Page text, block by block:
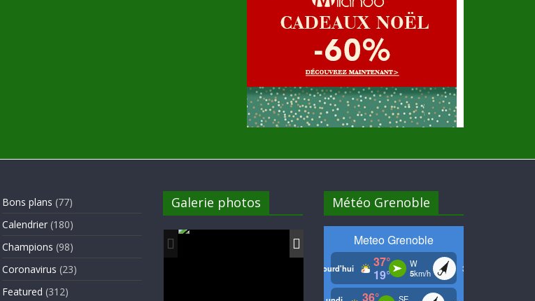
Bons plans (77)
Calendrier (180)
Champions (98)
Coronavirus (23)
Featured (312)
Galerie photos Météo Grenoble